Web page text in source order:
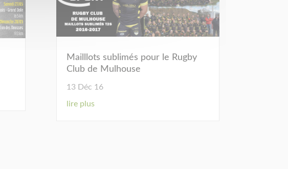
Mailllots sublimés pour le Rugby
Club de Mulhouse
13 Déc 16
lire plus